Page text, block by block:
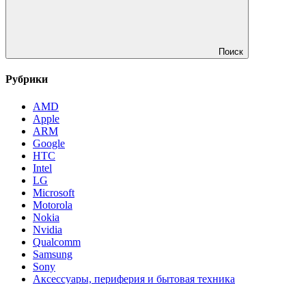
Поиск
Рубрики
AMD
Apple
ARM
Google
HTC
Intel
LG
Microsoft
Motorola
Nokia
Nvidia
Qualcomm
Samsung
Sony
Аксессуары, периферия и бытовая техника